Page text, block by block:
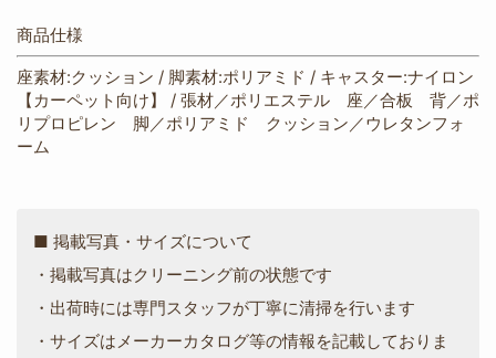
商品仕様
座素材:クッション / 脚素材:ポリアミド / キャスター:ナイロン
【カーペット向け】 / 張材／ポリエステル 座／合板 背／ポ
リプロピレン 脚／ポリアミド クッション／ウレタンフォ
ーム
■ 掲載写真・サイズについて
・掲載写真はクリーニング前の状態です
・出荷時には専門スタッフが丁寧に清掃を行います
・サイズはメーカーカタログ等の情報を記載しておりま